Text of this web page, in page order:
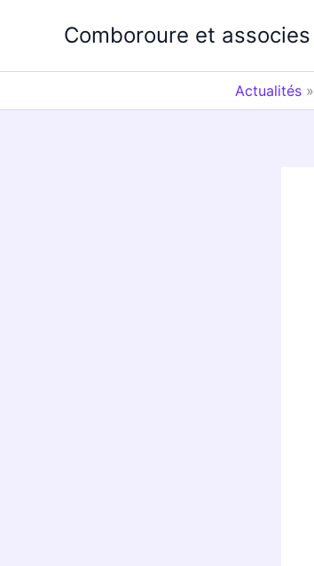
Comboroure et associes
Actualités»